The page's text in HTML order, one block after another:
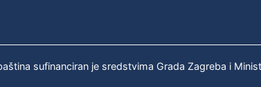
sufinanciran je sredstvima Grada Zagreba i